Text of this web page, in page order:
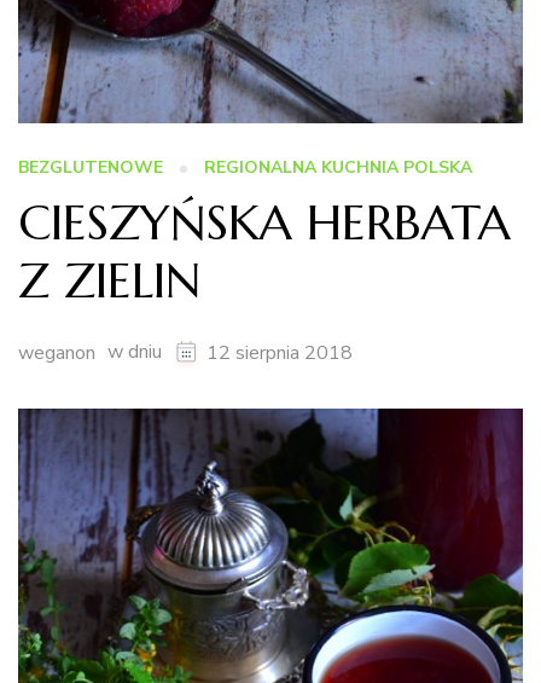
BEZGLUTENOWE REGIONALNA KUCHNIA POLSKA
CIESZYŃSKA HERBATA
Z ZIELIN
weganon w dniu 12 sierpnia 2018